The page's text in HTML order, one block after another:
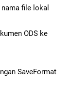
file lokal
ODS ke
SaveFormat